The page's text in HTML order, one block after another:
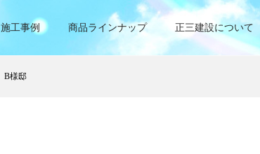
施工事例 商品ラインナップ 正三建設について
B様邸